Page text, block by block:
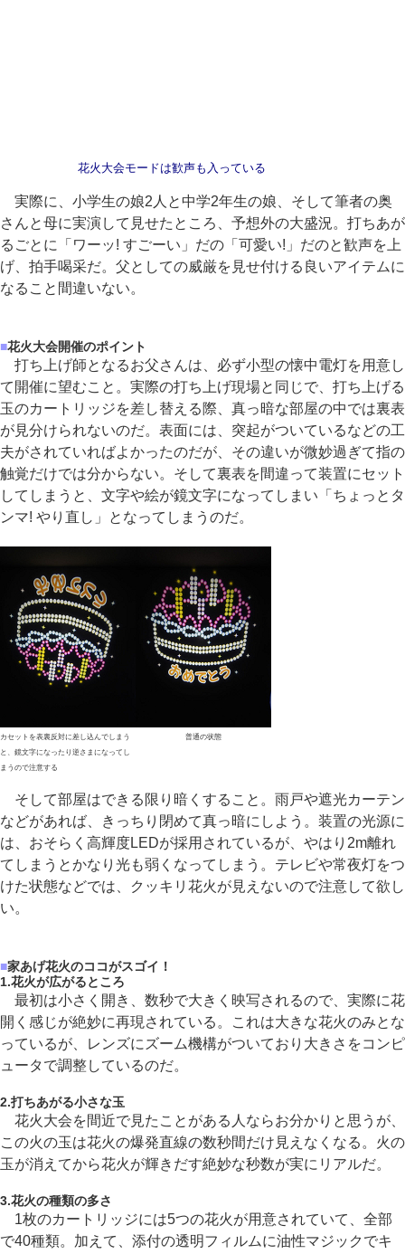
花火大会モードは歓声も入っている
実際に、小学生の娘2人と中学2年生の娘、そして筆者の奥
さんと母に実演して見せたところ、予想外の大盛況。打ちあが
るごとに「ワーッ! すごーい」だの「可愛い!」だのと歓声を上
げ、拍手喝采だ。父としての威厳を見せ付ける良いアイテムに
なること間違いない。
■花火大会開催のポイント
打ち上げ師となるお父さんは、必ず小型の懐中電灯を用意し
て開催に望むこと。実際の打ち上げ現場と同じで、打ち上げる
玉のカートリッジを差し替える際、真っ暗な部屋の中では裏表
が見分けられないのだ。表面には、突起がついているなどの工
夫がされていればよかったのだが、その違いが微妙過ぎて指の
触覚だけでは分からない。そして裏表を間違って装置にセット
してしまうと、文字や絵が鏡文字になってしまい「ちょっとタ
ンマ! やり直し」となってしまうのだ。
カセットを表裏反対に差し込んでしまう
と、鏡文字になったり逆さまになってし
まうので注意する
普通の状態
そして部屋はできる限り暗くすること。雨戸や遮光カーテン
などがあれば、きっちり閉めて真っ暗にしよう。装置の光源に
は、おそらく高輝度LEDが採用されているが、やはり2m離れ
てしまうとかなり光も弱くなってしまう。テレビや常夜灯をつ
けた状態などでは、クッキリ花火が見えないので注意して欲し
い。
■家あげ花火のココがスゴイ！
1.花火が広がるところ
最初は小さく開き、数秒で大きく映写されるので、実際に花
開く感じが絶妙に再現されている。これは大きな花火のみとな
っているが、レンズにズーム機構がついており大きさをコンピ
ュータで調整しているのだ。
2.打ちあがる小さな玉
花火大会を間近で見たことがある人ならお分かりと思うが、
この火の玉は花火の爆発直線の数秒間だけ見えなくなる。火の
玉が消えてから花火が輝きだす絶妙な秒数が実にリアルだ。
3.花火の種類の多さ
1枚のカートリッジには5つの花火が用意されていて、全部
で40種類。加えて、添付の透明フィルムに油性マジックでキ